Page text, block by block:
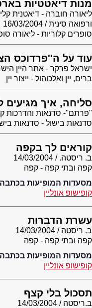
מנות דיאטטיות
ורפואה סינית
16/03/2004
סופרים קלוריות - ליאורה
עוד על ה''פרדוכס
ישראל פרקר - אתר היין
ברים, יין ואלכוהול - ייצור יין
סליחה, איך מגיעים
''פרתם''- סדנאות והדרכות
סדנאות בישול - סדנאות
קוראים לך בקפה
ב. ריסטה.
14/03/2004
קפה ובתי קפה - קפה
מסעדות המופיעות
קופישופ אונליין
עשרת הדברות
ב. ריסטה
14/03/2004
קפה ובתי קפה - קפה
מסעדות המופיעות
קופישופ אונליין
תסכול בלי קצף
ב.ריסטה
14/03/2004